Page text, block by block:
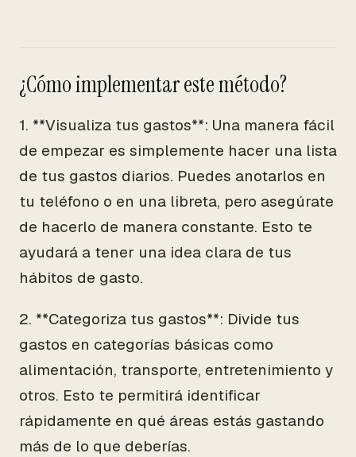
¿Cómo implementar este método?
1. **Visualiza tus gastos**: Una manera fácil
de empezar es simplemente hacer una lista
de tus gastos diarios. Puedes anotarlos en
tu teléfono o en una libreta, pero asegúrate
de hacerlo de manera constante. Esto te
ayudará a tener una idea clara de tus
hábitos de gasto.
2. **Categoriza tus gastos**: Divide tus
gastos en categorías básicas como
alimentación, transporte, entretenimiento y
otros. Esto te permitirá identificar
rápidamente en qué áreas estás gastando
más de lo que deberías.